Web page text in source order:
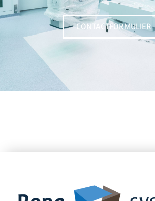
CONTACTFORMULIER